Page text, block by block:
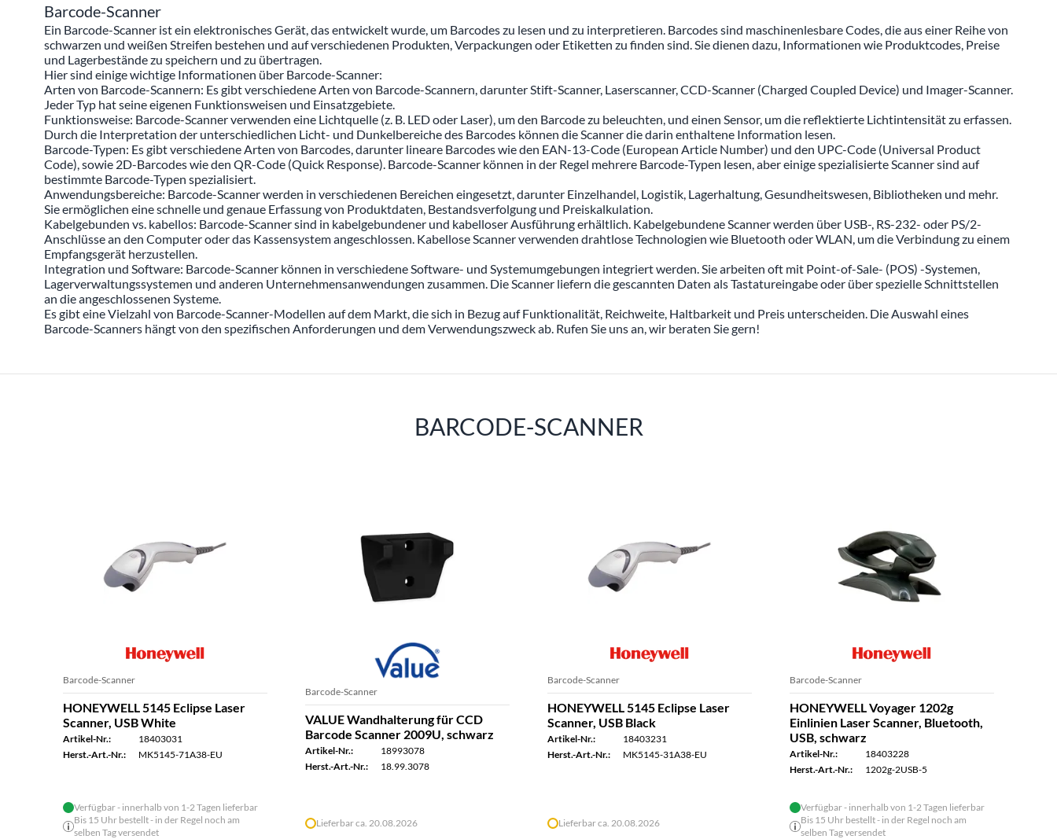
Barcode-Scanner
Ein Barcode-Scanner ist ein elektronisches Gerät, das entwickelt wurde, um Barcodes zu lesen und zu interpretieren. Barcodes sind maschinenlesbare Codes, die aus einer Reihe von
schwarzen und weißen Streifen bestehen und auf verschiedenen Produkten, Verpackungen oder Etiketten zu finden sind. Sie dienen dazu, Informationen wie Produktcodes, Preise
und Lagerbestände zu speichern und zu übertragen.
Hier sind einige wichtige Informationen über Barcode-Scanner:
Arten von Barcode-Scannern: Es gibt verschiedene Arten von Barcode-Scannern, darunter Stift-Scanner, Laserscanner, CCD-Scanner (Charged Coupled Device) und Imager-Scanner.
Jeder Typ hat seine eigenen Funktionsweisen und Einsatzgebiete.
Funktionsweise: Barcode-Scanner verwenden eine Lichtquelle (z. B. LED oder Laser), um den Barcode zu beleuchten, und einen Sensor, um die reflektierte Lichtintensität zu erfassen.
Durch die Interpretation der unterschiedlichen Licht- und Dunkelbereiche des Barcodes können die Scanner die darin enthaltene Information lesen.
Barcode-Typen: Es gibt verschiedene Arten von Barcodes, darunter lineare Barcodes wie den EAN-13-Code (European Article Number) und den UPC-Code (Universal Product
Code), sowie 2D-Barcodes wie den QR-Code (Quick Response). Barcode-Scanner können in der Regel mehrere Barcode-Typen lesen, aber einige spezialisierte Scanner sind auf
bestimmte Barcode-Typen spezialisiert.
Anwendungsbereiche: Barcode-Scanner werden in verschiedenen Bereichen eingesetzt, darunter Einzelhandel, Logistik, Lagerhaltung, Gesundheitswesen, Bibliotheken und mehr.
Sie ermöglichen eine schnelle und genaue Erfassung von Produktdaten, Bestandsverfolgung und Preiskalkulation.
Kabelgebunden vs. kabellos: Barcode-Scanner sind in kabelgebundener und kabelloser Ausführung erhältlich. Kabelgebundene Scanner werden über USB-, RS-232- oder PS/2-
Anschlüsse an den Computer oder das Kassensystem angeschlossen. Kabellose Scanner verwenden drahtlose Technologien wie Bluetooth oder WLAN, um die Verbindung zu einem
Empfangsgerät herzustellen.
Integration und Software: Barcode-Scanner können in verschiedene Software- und Systemumgebungen integriert werden. Sie arbeiten oft mit Point-of-Sale- (POS) -Systemen,
Lagerverwaltungssystemen und anderen Unternehmensanwendungen zusammen. Die Scanner liefern die gescannten Daten als Tastatureingabe oder über spezielle Schnittstellen
an die angeschlossenen Systeme.
Es gibt eine Vielzahl von Barcode-Scanner-Modellen auf dem Markt, die sich in Bezug auf Funktionalität, Reichweite, Haltbarkeit und Preis unterscheiden. Die Auswahl eines
Barcode-Scanners hängt von den spezifischen Anforderungen und dem Verwendungszweck ab. Rufen Sie uns an, wir beraten Sie gern!
BARCODE-SCANNER
Barcode-Scanner
HONEYWELL 5145 Eclipse Laser
Scanner, USB White
Artikel-Nr.:
18403031
Herst.-Art.-Nr.:
MK5145-71A38-EU
Verfügbar - innerhalb von 1-2 Tagen lieferbar
Bis 15 Uhr bestellt - in der Regel noch am
selben Tag versendet
Barcode-Scanner
VALUE Wandhalterung für CCD
Barcode Scanner 2009U, schwarz
Artikel-Nr.:
18993078
Herst.-Art.-Nr.:
18.99.3078
Lieferbar ca. 20.08.2026
Barcode-Scanner
HONEYWELL 5145 Eclipse Laser
Scanner, USB Black
Artikel-Nr.:
18403231
Herst.-Art.-Nr.:
MK5145-31A38-EU
Lieferbar ca. 20.08.2026
Barcode-Scanner
HONEYWELL Voyager 1202g
Einlinien Laser Scanner, Bluetooth,
USB, schwarz
Artikel-Nr.:
18403228
Herst.-Art.-Nr.:
1202g-2USB-5
Verfügbar - innerhalb von 1-2 Tagen lieferbar
Bis 15 Uhr bestellt - in der Regel noch am
selben Tag versendet